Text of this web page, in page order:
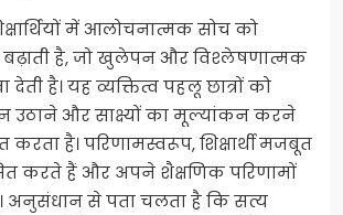
में आलोचनात्मक सोच को
है, जो खुलेपन और विश्लेषणात्मक
है। यह व्यक्तित्व पहलू छात्रों को
उठाने और साक्ष्यों का मूल्यांकन करने
करता है। परिणामस्वरूप, शिक्षार्थी मजबूत
करते हैं और अपने शैक्षणिक परिणामों
अनुसंधान से पता चलता है कि सत्य